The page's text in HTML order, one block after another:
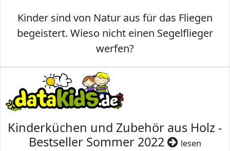
Kinder sind von Natur aus für das Fliegen
begeistert. Wieso nicht einen Segelflieger
werfen?
Kinderküchen und Zubehör aus Holz -
Bestseller Sommer 2022
lesen